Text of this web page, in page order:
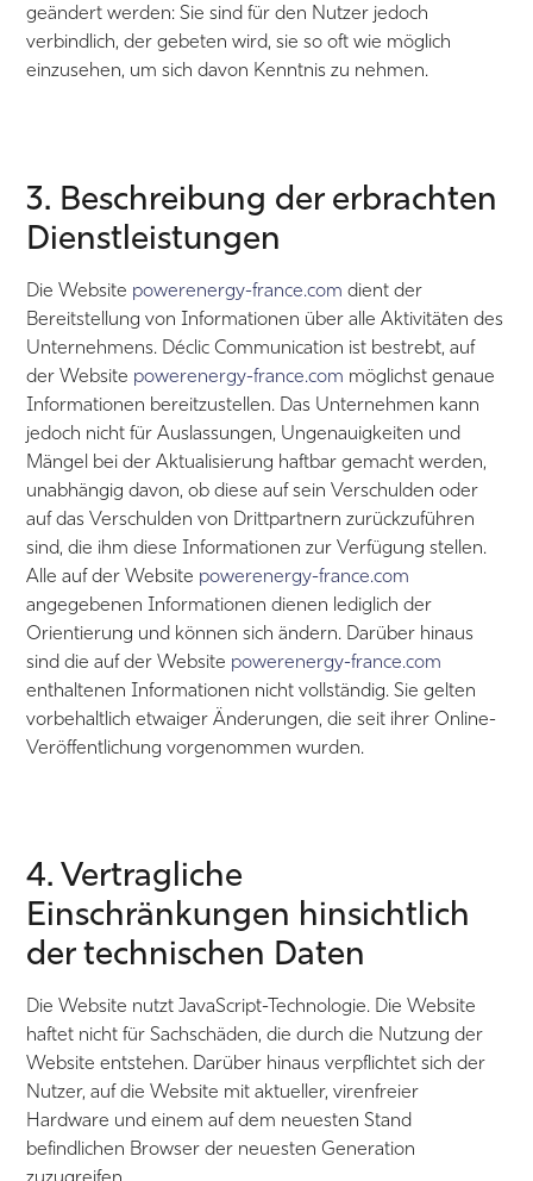
geändert werden: Sie sind für den Nutzer jedoch
verbindlich, der gebeten wird, sie so oft wie möglich
einzusehen, um sich davon Kenntnis zu nehmen.
3. Beschreibung der erbrachten
Dienstleistungen
Die Website powerenergy-france.com dient der
Bereitstellung von Informationen über alle Aktivitäten des
Unternehmens. Déclic Communication ist bestrebt, auf
der Website powerenergy-france.com möglichst genaue
Informationen bereitzustellen. Das Unternehmen kann
jedoch nicht für Auslassungen, Ungenauigkeiten und
Mängel bei der Aktualisierung haftbar gemacht werden,
unabhängig davon, ob diese auf sein Verschulden oder
auf das Verschulden von Drittpartnern zurückzuführen
sind, die ihm diese Informationen zur Verfügung stellen.
Alle auf der Website powerenergy-france.com
angegebenen Informationen dienen lediglich der
Orientierung und können sich ändern. Darüber hinaus
sind die auf der Website powerenergy-france.com
enthaltenen Informationen nicht vollständig. Sie gelten
vorbehaltlich etwaiger Änderungen, die seit ihrer Online-
Veröffentlichung vorgenommen wurden.
4. Vertragliche
Einschränkungen hinsichtlich
der technischen Daten
Die Website nutzt JavaScript-Technologie. Die Website
haftet nicht für Sachschäden, die durch die Nutzung der
Website entstehen. Darüber hinaus verpflichtet sich der
Nutzer, auf die Website mit aktueller, virenfreier
Hardware und einem auf dem neuesten Stand
befindlichen Browser der neuesten Generation